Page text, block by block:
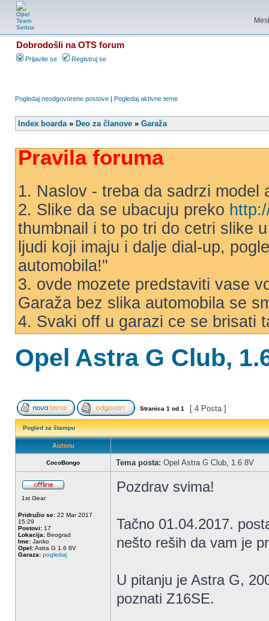
Dobrodošli na OTS forum
Prijavite se Registruj se
Pogledaj neodgovorene postove | Pogledaj aktivne teme
Index boarda» Deo za članove » Garaža
Pravila foruma
1. Naslov - treba da sadrzi model
2. Slike da se ubacuju preko
thumbnail i to po tri do cetri slike
ljudi koji imaju i dalje dial-up,
automobila!"
3. ovde mozete predstaviti vase
Garaža bez slika automobila se
4. Svaki off u garazi ce se brisati
Opel Astra G Club,
Stranica 1 od 1 [ 4 Posta ]
Pogled za štampu
Autoru
CocoBongo Tema posta: Opel Astra G Club, 1.6 8V
1st Gear
Pridružio se: 22 Mar 2017
15:29
Postovi: 17
Lokacija: Beograd
Ime: Janko
Opel:Astra G 1.6 8V
Garaza: pogledaj
Pozdrav svima!
Tačno 01.04.2017.
nešto reših da vam je
U pitanju je Astra G,
poznati Z16SE.